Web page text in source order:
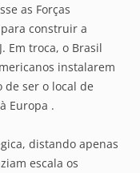
as Forças
construir a
Em troca, o Brasil
instalarem
ser o local de
Europa .
distando apenas
escala os